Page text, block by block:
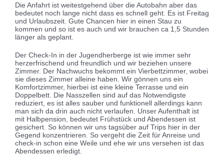
Die Anfahrt ist weitestgehend über die Autobahn aber das
bedeutet noch lange nicht dass es schnell geht. Es ist Freitag
und Urlaubszeit. Gute Chancen hier in einen Stau zu
kommen und so ist es auch und wir brauchen ca 1,5 Stunden
länger als geplant.
Der Check-In in der Jugendherberge ist wie immer sehr
herzerfrischend und freundlich und wir beziehen unsere
Zimmer. Der Nachwuchs bekommt ein Vierbettzimmer, wobei
sie dieses Zimmer alleine haben. Wir gönnen uns ein
Komfortzimmer, hierbei ist eine kleine Terrasse und ein
Doppelbett. Die Nasszellen sind auf das Notwendigste
reduziert, es ist alles sauber und funktionell allerdings kann
man sich da drin auch nicht verlaufen. Unser Aufenthalt ist
mit Halbpension, bedeutet Frühstück und Abendessen ist
gesichert. So können wir uns tagsüber auf Trips hier in der
Gegend konzentrieren. So vergeht die Zeit für Anreise und
check-in schon eine Weile und ehe wir uns versehen ist das
Abendessen erledigt.